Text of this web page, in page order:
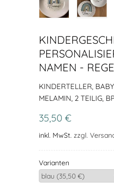
NAMEN -
KINDERTELLER,
MELAMIN, 2 TEILIG,
35,50 €
inkl. MwSt. zzgl.
Varianten